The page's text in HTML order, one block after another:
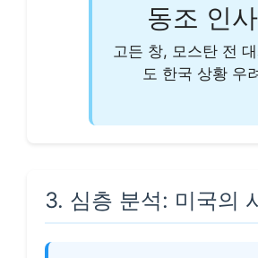
동조 인사
고든 창, 모스탄 전
도 한국 상황 우
3. 심층 분석: 미국의